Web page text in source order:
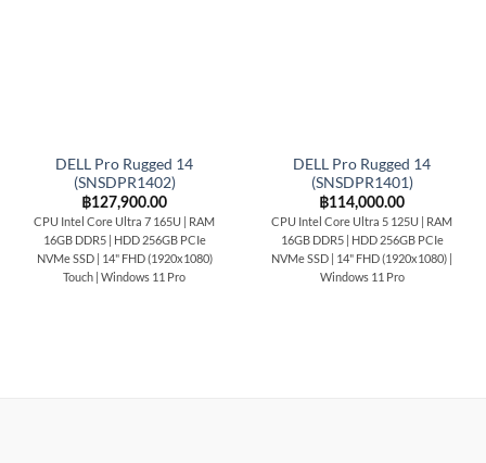
DELL Pro Rugged 14
(SNSDPR1402)
฿127,900.00
CPU Intel Core Ultra 7 165U | RAM
16GB DDR5 | HDD 256GB PCIe
NVMe SSD | 14" FHD (1920x1080)
Touch | Windows 11 Pro
DELL Pro Rugged 14
(SNSDPR1401)
฿114,000.00
CPU Intel Core Ultra 5 125U | RAM
16GB DDR5 | HDD 256GB PCIe
NVMe SSD | 14" FHD (1920x1080) |
Windows 11 Pro